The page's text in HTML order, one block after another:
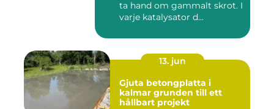
ta hand om gammalt skrot. I
varje katalysator d...
13. jun
Gjuta betongplatta i
kalmar grunden till ett
hållbart projekt